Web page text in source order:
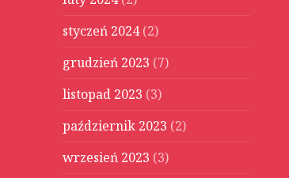
styczeń 2024(2)
grudzień 2023 (7)
listopad 2023 (3)
październik 2023 (2)
wrzesień 2023 (3)